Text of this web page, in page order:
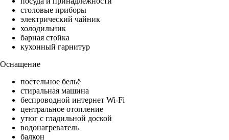
столовые приборы
электрический чайник
холодильник
барная стойка
кухонный гарнитур
Оснащение
постельное бельё
стиральная машина
беспроводной интернет Wi-Fi
центральное отопление
утюг с гладильной доской
водонагреватель
балкон